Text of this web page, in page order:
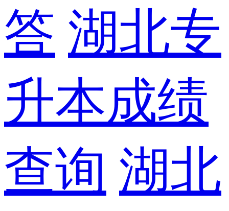
答 湖北专
升本成绩
查询 湖北